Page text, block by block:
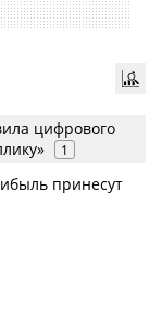
цифрового
1
принесут